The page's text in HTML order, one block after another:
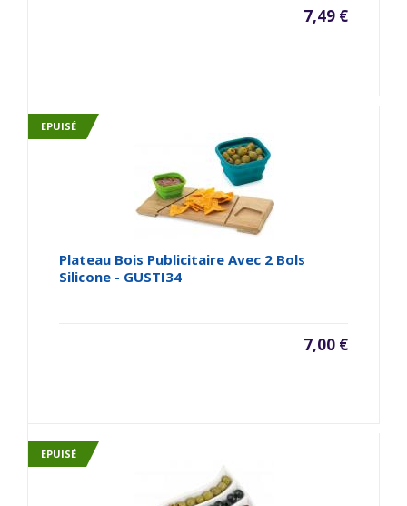
7,49 €
EPUISÉ
Plateau Bois Publicitaire Avec 2 Bols
Silicone - GUSTI34
7,00 €
EPUISÉ